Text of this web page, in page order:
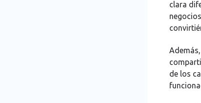
clara
de los